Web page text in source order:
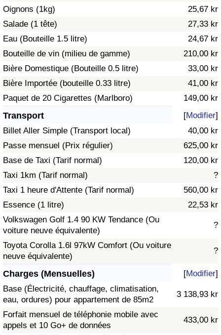
Oignons (1kg)
25,67 kr
Salade (1 tête)
27,33 kr
Eau (Bouteille 1.5 litre)
24,67 kr
Bouteille de vin (milieu de gamme)
210,00 kr
Bière Domestique (Bouteille 0.5 litre)
33,00 kr
Bière Importée (bouteille 0.33 litre)
41,00 kr
Paquet de 20 Cigarettes (Marlboro)
149,00 kr
Transport [Modifier]
Billet Aller Simple (Transport local)
40,00 kr
Passe mensuel (Prix régulier)
625,00 kr
Base de Taxi (Tarif normal)
120,00 kr
Taxi 1km (Tarif normal)
?
Taxi 1 heure d'Attente (Tarif normal)
560,00 kr
Essence (1 litre)
22,53 kr
Volkswagen Golf 1.4 90 KW Tendance (Ou
voiture neuve équivalente)
?
Toyota Corolla 1.6l 97kW Comfort (Ou voiture
neuve équivalente)
?
Charges (Mensuelles) [Modifier]
Base (Électricité, chauffage, climatisation,
eau, ordures) pour appartement de 85m2
3 138,93 kr
Forfait mensuel de téléphonie mobile avec
appels et 10 Go+ de données
433,00 kr
Trafic
Indice de Trafic
Indice de Trafic (Actuel)
Indice de Trafic par Pays